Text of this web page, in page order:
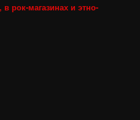
рок-магазинах и этно-